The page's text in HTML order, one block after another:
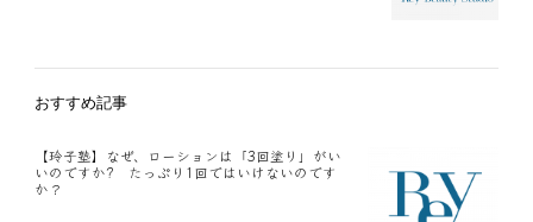
おすすめ記事
【玲子塾】なぜ、ローションは「3回塗り」がい
いのですか? たっぷり1回ではいけないのです
か？